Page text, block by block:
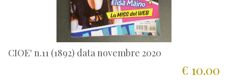
CIOE' n.11 (1892) data novembre 2020
€ 10.00